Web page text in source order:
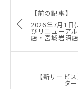
【前の記事】
2026年7月1日
びリニューア
店・宮城岩沼店
【新サービ
タ